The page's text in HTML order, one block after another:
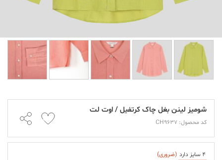
شومیز لینن بغل چاک کرتفیل / اوت لت
کد محصول: CH9637
4 سایز دارد (ضروری)